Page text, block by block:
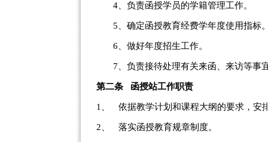
4 、负责函授学员的学籍管理工作。
5 、确定函授教育经费学年度使用指标
6 、做好年度招生工作。
7 、负责接待处理有关来函、来访等事
第二条 函授站工作职责
1、 依据教学计划和课程大纲的要求，安
2、 落实函授教育规章制度。